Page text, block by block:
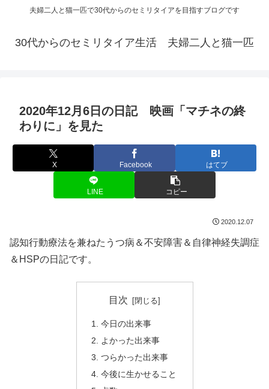
夫婦二人と猫一匹で30代からのセミリタイアを目指すブログです
30代からのセミリタイア生活 夫婦二人と猫一匹
2020年12月6日の日記 映画「マチネの終
わりに」を見た
X Facebook はてブ
LINE コピー
2020.12.07
認知行動療法を兼ねたうつ病＆不安障害＆自律神経失調症
＆HSPの日記です。
目次
今日の出来事
よかった出来事
つらかった出来事
今後に生かせること